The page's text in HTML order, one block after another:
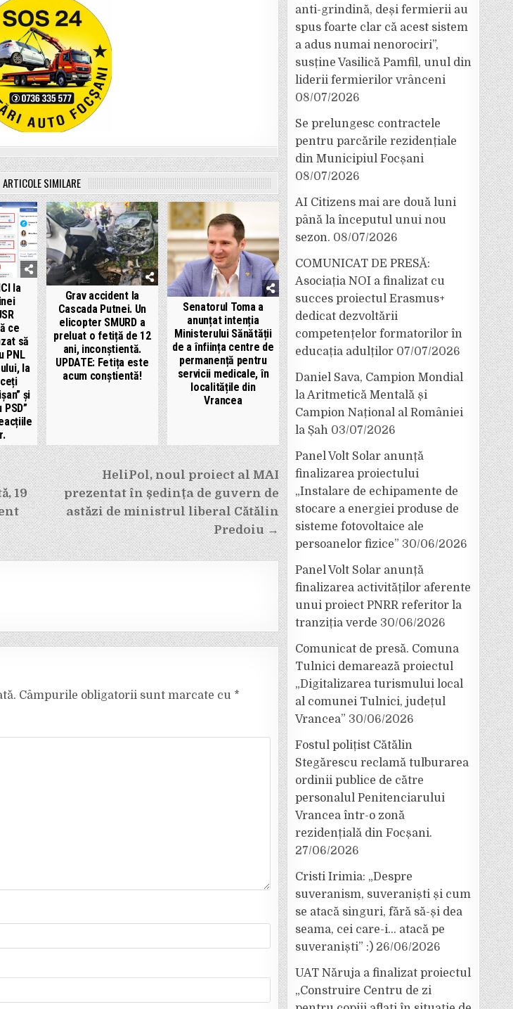
ARTICOLE SIMILARE
la
ce
să
PNL
la
și
Grav accident la
Cascada Putnei. Un
elicopter SMURD a
preluat o fetiță de 12
ani, inconștientă.
UPDATE: Fetița este
acum conștientă!
Senatorul Toma a
anunțat intenția
Ministerului Sănătății
de a înființa centre de
permanență pentru
servicii medicale, în
localitățile din
Vrancea
HeliPol, noul proiect al MAI
prezentat în ședința de guvern de
astăzi de ministrul liberal Cătălin
Predoiu →
19
Câmpurile obligatorii sunt marcate cu *
anti-grindină, deși fermierii au
spus foarte clar că acest sistem
a adus numai nenorociri”,
susține Vasilică Pamfil, unul din
liderii fermierilor vrânceni
08/07/2026
Se prelungesc contractele
pentru parcările rezidențiale
din Municipiul Focșani
08/07/2026
AI Citizens mai are două luni
până la începutul unui nou
sezon. 08/07/2026
COMUNICAT DE PRESĂ:
Asociația NOI a finalizat cu
succes proiectul Erasmus+
dedicat dezvoltării
competențelor formatorilor în
educația adulților 07/07/2026
Daniel Sava, Campion Mondial
la Aritmetică Mentală și
Campion Național al României
la Șah 03/07/2026
Panel Volt Solar anunță
finalizarea proiectului
„Instalare de echipamente de
stocare a energiei produse de
sisteme fotovoltaice ale
persoanelor fizice” 30/06/2026
Panel Volt Solar anunță
finalizarea activităților aferente
unui proiect PNRR referitor la
tranziția verde 30/06/2026
Comunicat de presă. Comuna
Tulnici demarează proiectul
„Digitalizarea turismului local
al comunei Tulnici, județul
Vrancea” 30/06/2026
Fostul polițist Cătălin
Stegărescu reclamă tulburarea
ordinii publice de către
personalul Penitenciarului
Vrancea într-o zonă
rezidențială din Focșani.
27/06/2026
Cristi Irimia: „Despre
suveranism, suveraniști și cum
se atacă singuri, fără să-și dea
seama, cei care-i… atacă pe
suveraniști” :) 26/06/2026
UAT Năruja a finalizat proiectul
„Construire Centru de zi